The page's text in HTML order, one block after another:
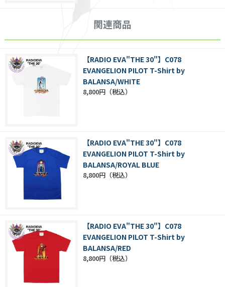
関連商品
【RADIO EVA"THE 30"】C078
EVANGELION PILOT T-Shirt by
BALANSA/WHITE
8,800円
【RADIO EVA"THE 30"】C078
EVANGELION PILOT T-Shirt by
BALANSA/ROYAL BLUE
8,800円
【RADIO EVA"THE 30"】C078
EVANGELION PILOT T-Shirt by
BALANSA/RED
8,800円